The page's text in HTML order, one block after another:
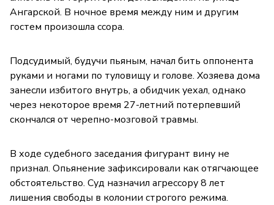
Ангарской. В ночное время между ним и другим
гостем произошла ссора.
Подсудимый, будучи пьяным, начал бить оппонента
руками и ногами по туловищу и голове. Хозяева дома
занесли избитого внутрь, а обидчик уехал, однако
через некоторое время 27-летний потерпевший
скончался от черепно-мозговой травмы.
В ходе судебного заседания фигурант вину не
признал. Опьянение зафиксировали как отягчающее
обстоятельство. Суд назначил агрессору 8 лет
лишения свободы в колонии строгого режима.